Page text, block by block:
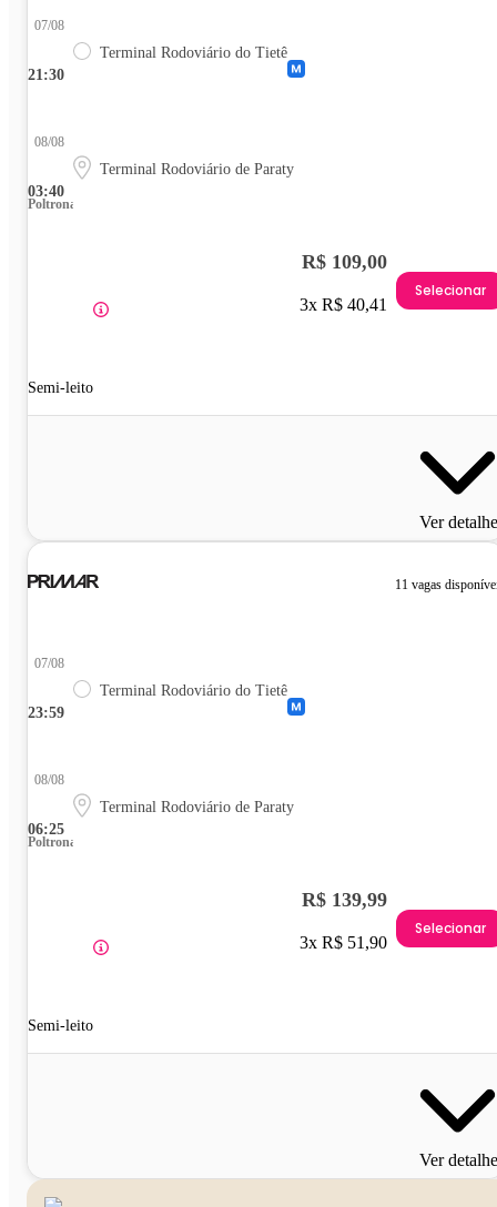
21:30
07/08
Terminal Rodoviário do Tietê
03:40
08/08
Terminal Rodoviário de Paraty
Poltrona
Semi-leito
R$ 109,00
3x R$ 40,41
Selecionar
Ver
11 vagas
23:59
07/08
Terminal Rodoviário do Tietê
06:25
08/08
Terminal Rodoviário de Paraty
Poltrona
Semi-leito
R$ 139,99
3x R$ 51,90
Selecionar
Ver